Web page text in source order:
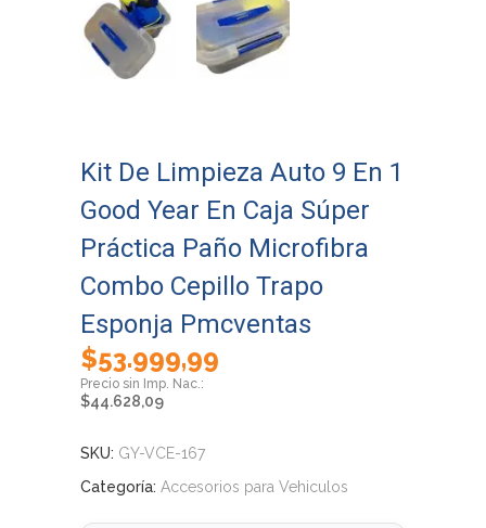
Kit De Limpieza Auto 9 En 1
Good Year En Caja Súper
Práctica Paño Microfibra
Combo Cepillo Trapo
Esponja Pmcventas
$53.999,99
$44.628,09
SKU: GY-VCE-167
Categoría: Accesorios para Vehiculos